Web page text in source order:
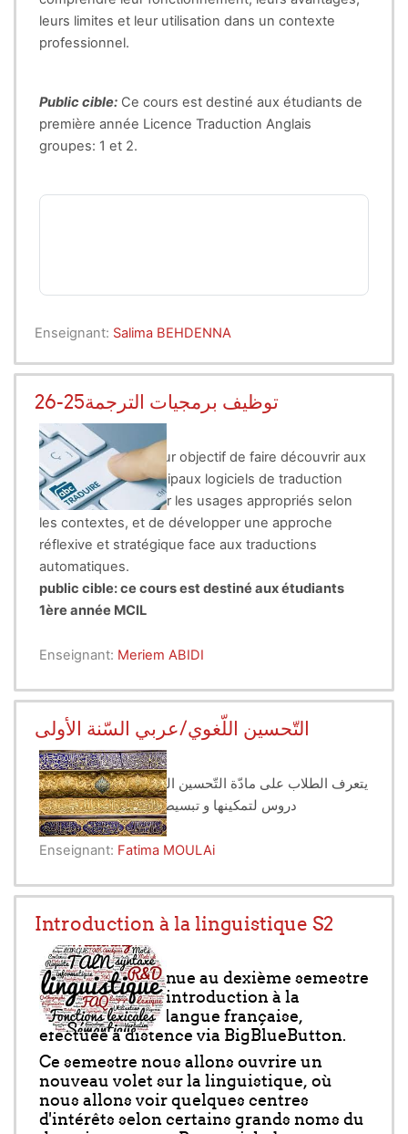
leurs limites et leur utilisation dans un contexte
professionnel.
Public cible: Ce cours est destiné aux étudiants de
première année Licence Traduction Anglais
groupes: 1 et 2.
Enseignant: Salima BEHDENNA
توظيف برمجيات الترجمة25-26
Ce cours a donc pour objectif de faire découvrir aux
apprenants les principaux logiciels de traduction
existant, d’en étudier les usages appropriés selon
les contextes, et de développer une approche
réflexive et stratégique face aux traductions
automatiques.
public cible: ce cours est destiné aux étudiants
1ère année MCIL
Enseignant: Meriem ABIDI
التّحسين اللّغوي/عربي السّنة الأولى
يتعرف الطلاب على مادّة التّحسين اللّغوي/عربي تطبيقات و
دروس لتمكينها و تبسيط مسائلها.
Enseignant: Fatima MOULAi
Introduction à la linguistique S2
Bonjour, bienvenue au dexième semestre
de la formation introduction à la
linguistique en langue française,
éfectuée à distence via BigBlueButton.
Ce semestre nous allons ouvrire un
nouveau volet sur la linguistique, où
nous allons voir quelques centres
d'intérêts selon certains grands noms du